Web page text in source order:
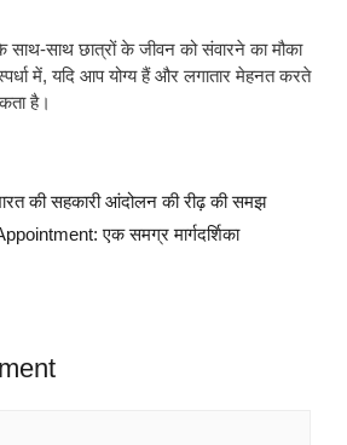
साथ-साथ छात्रों के जीवन को संवारने का मौका
में, यदि आप योग्य हैं और लगातार मेहनत करते
है।
की सहकारी आंदोलन की रीढ़ की समझ
एक समग्र मार्गदर्शिका